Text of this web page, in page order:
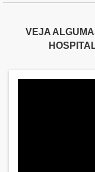
refrigeradores, entre
técnico que
certificados de
VEJA